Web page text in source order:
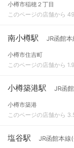
小樽市稲穂２丁目
このページの店舗から
南小樽駅 JR函館
小樽市住吉町
このページの店舗から
小樽築港駅 JR函
小樽市築港
このページの店舗から
塩谷駅 JR函館本線